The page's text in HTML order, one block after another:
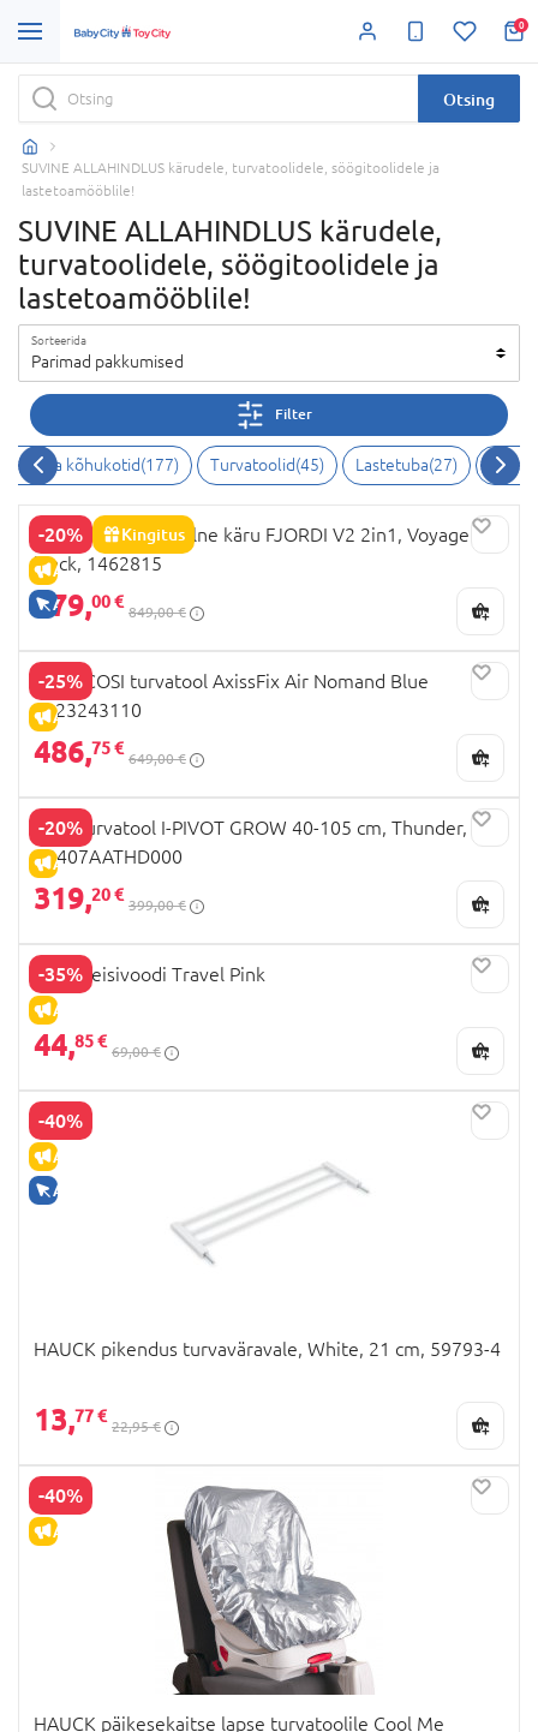
0
Otsing
SUVINE ALLAHINDLUS kärudele, turvatoolidele, söögitoolidele ja
lastetoamööblile!
SUVINE ALLAHINDLUS kärudele,
turvatoolidele, söögitoolidele ja
lastetoamööblile!
Sorteerida
Parimad pakkumised
Filter
ja kõhukotid(177) Turvatoolid(45) Lastetuba(27)
-20%
Kingitus
ALLAHINDLUS
AINULT VEEBIS
NOORDI universaalne käru FJORDI V2 2in1, Voyager
black, 1462815
679,00 €
849,00 €
-25%
ALLAHINDLUS
MAXI COSI turvatool AxissFix Air Nomand Blue
8023243110
486,75 €
649,00 €
-20%
ALLAHINDLUS
JOIE turvatool I-PIVOT GROW 40-105 cm, Thunder,
C2407AATHD000
319,20 €
399,00 €
-35%
ALLAHINDLUS
MILLI reisivoodi Travel Pink
44,85 €
69,00 €
-40%
ALLAHINDLUS
AINULT VEEBIS
HAUCK pikendus turvaväravale, White, 21 cm, 59793-4
13,77 €
22,95 €
-40%
ALLAHINDLUS
HAUCK päikesekaitse lapse turvatoolile Cool Me